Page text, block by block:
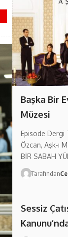
Başka Bir
Müzesi
Episode Dergi
Özcan, Aşk-ı
BİR SABAH
Tarafından
Sessiz